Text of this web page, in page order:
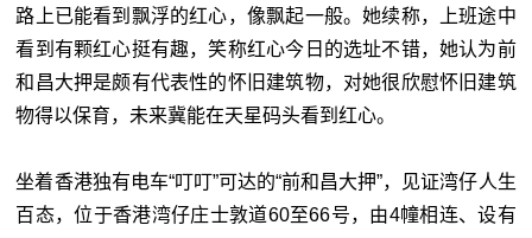
路上已能看到飘浮的红心，像飘起一般。她续称，上班途中
看到有颗红心挺有趣，笑称红心今日的选址不错，她认为前
和昌大押是颇有代表性的怀旧建筑物，对她很欣慰怀旧建筑
物得以保育，未来冀能在天星码头看到红心。
坐着香港独有电车“叮叮”可达的“前和昌大押”，见证湾仔人生
百态，位于香港湾仔庄士敦道60至66号，由4幢相连、设有